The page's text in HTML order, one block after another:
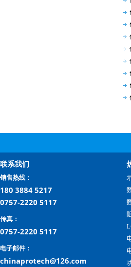
联系我们
销售热线：
180 3884 5217
0757-2220 5117
传真：
0757-2220 5117
电子邮件：
chinaprotech@126.com